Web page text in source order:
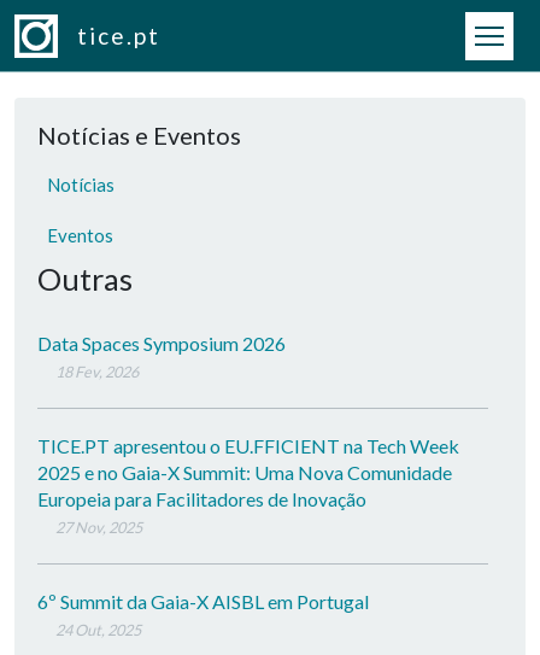
Passar para o conteúdo principal
tice.pt
Notícias e Eventos
Notícias
Eventos
Outras
Data Spaces Symposium 2026
18 Fev, 2026
TICE.PT apresentou o EU.FFICIENT na Tech Week
2025 e no Gaia-X Summit: Uma Nova Comunidade
Europeia para Facilitadores de Inovação
27 Nov, 2025
6º Summit da Gaia-X AISBL em Portugal
24 Out, 2025